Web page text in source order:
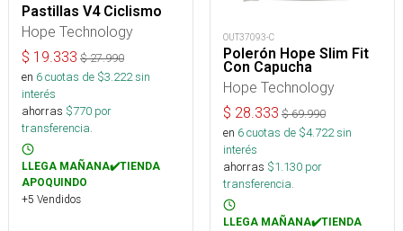
Pastillas V4 Ciclismo
Hope Technology
$ 19.333 $27.990
en 6cuotas de $3.222sin
interés
ahorras $770 por
transferencia.
LLEGA MAÑANA✔️TIENDA
APOQUINDO
+5 Vendidos
OUT37093-C
Polerón Hope Slim Fit
Con Capucha
Hope Technology
$ 28.333 $69.990
en 6cuotas de $4.722sin
interés
ahorras $1.130 por
transferencia.
LLEGA MAÑANA✔️TIENDA